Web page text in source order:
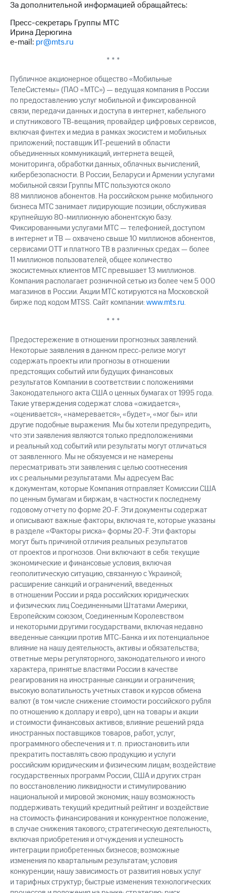
Дивиденды
Рынок
облигаций
Описание
Еврооблигации-2023
о
погашении
именных
облигаций
Другое
Регистратор
Реквизиты
Контакты
развитие
деловая этика
На главную
За дополнительной информацией обращайтесь:
Пресс-секретарь Группы МТС
Ирина Дерюгина
e-mail: pr@mts.ru
* * *
Публичное акционерное общество «Мобильные
ТелеСистемы» (ПАО «МТС») — ведущая компания в России
по предоставлению услуг мобильной и фиксированной
связи, передачи данных и доступа в интернет, кабельного
и спутникового ТВ-вещания; провайдер цифровых сервисов,
включая финтех и медиа в рамках экосистем и мобильных
приложений; поставщик ИТ-решений в области
объединенных коммуникаций, интернета вещей,
мониторинга, обработки данных, облачных вычислений,
кибербезопасности. В России, Беларуси и Армении услугами
мобильной связи Группы МТС пользуются около
88 миллионов абонентов. На российском рынке мобильного
бизнеса МТС занимает лидирующие позиции, обслуживая
крупнейшую 80-миллионную абонентскую базу.
Фиксированными услугами МТС — телефонией, доступом
в интернет и ТВ — охвачено свыше 10 миллионов абонентов,
сервисами OTT и платного ТВ в различных средах — более
11 миллионов пользователей, общее количество
экосистемных клиентов МТС превышает 13 миллионов.
Компания располагает розничной сетью из более чем 5 000
магазинов в России. Акции МТС котируются на Московской
бирже под кодом MTSS. Сайт компании:www.mts.ru.
* * *
Предостережение в отношении прогнозных заявлений.
Некоторые заявления в данном пресс-релизе могут
содержать проекты или прогнозы в отношении
предстоящих событий или будущих финансовых
результатов Компании в соответствии с положениями
Законодательного акта США о ценных бумагах от 1995 года.
Такие утверждения содержат слова «ожидается»,
«оценивается», «намеревается», «будет», «мог бы» или
другие подобные выражения. Мы бы хотели предупредить,
что эти заявления являются только предположениями
и реальный ход событий или результаты могут отличаться
от заявленного. Мы не обязуемся и не намерены
пересматривать эти заявления с целью соотнесения
их с реальными результатами. Мы адресуем Вас
к документам, которые Компания отправляет Комиссии США
по ценным бумагам и биржам, в частности к последнему
годовому отчету по форме 20-F. Эти документы содержат
и описывают важные факторы, включая те, которые указаны
в разделе «Факторы риска» формы 20-F. Эти факторы
могут быть причиной отличия реальных результатов
от проектов и прогнозов. Они включают в себя: текущие
экономические и финансовые условия, включая
геополитическую ситуацию, связанную с Украиной;
расширение санкций и ограничений, введенных
в отношении России и ряда российских юридических
и физических лиц Соединенными Штатами Америки,
Европейским союзом, Соединенным Королевством
и некоторыми другими государствами, включая недавно
введенные санкции против МТС-Банка и их потенциальное
влияние на нашу деятельность, активы и обязательства;
ответные меры регуляторного, законодательного и иного
характера, принятые властями России в качестве
реагирования на иностранные санкции и ограничения;
высокую волатильность учетных ставок и курсов обмена
валют (в том числе снижение стоимости российского рубля
по отношению к доллару и евро), цен на товары и акции
и стоимости финансовых активов; влияние решений ряда
иностранных поставщиков товаров, работ, услуг,
программного обеспечения и т. п. приостановить или
прекратить поставлять свою продукцию и услуги
российским юридическим и физическим лицам; воздействие
государственных программ России, США и других стран
по восстановлению ликвидности и стимулированию
национальной и мировой экономик; нашу возможность
поддерживать текущий кредитный рейтинг и воздействие
на стоимость финансирования и конкурентное положение,
в случае снижения такового; стратегическую деятельность,
включая приобретения и отчуждения и успешность
интеграции приобретенных бизнесов; возможные
изменения по квартальным результатам; условия
конкуренции; нашу зависимость от развития новых услуг
и тарифных структур; быстрые изменения технологических